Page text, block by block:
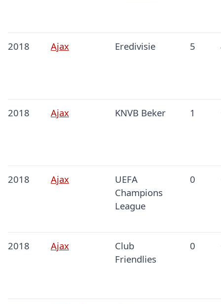
2018 Ajax Eredivisie 5
2018 Ajax KNVB Beker 1
2018 Ajax
UEFA
Champions
League
0
2018 Ajax
Club
Friendlies
0